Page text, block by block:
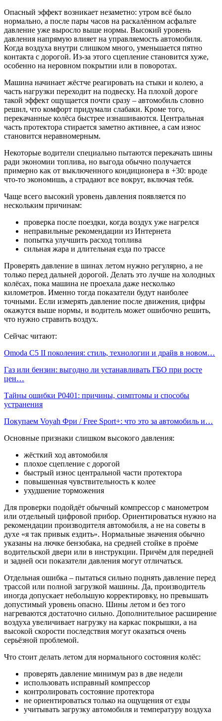
Опасный эффект возникает незаметно: утром всё было
нормально, а после пары часов на раскалённом асфальте
давление уже выросло выше нормы. Высокий уровень
давления напрямую влияет на управляемость автомобиля.
Когда воздуха внутри слишком много, уменьшается пятно
контакта с дорогой. Из-за этого сцепление становится хуже,
особенно на неровном покрытии или в поворотах.
Машина начинает жёстче реагировать на стыки и колею, а
часть нагрузки переходит на подвеску. На плохой дороге
такой эффект ощущается почти сразу – автомобиль словно
решил, что комфорт придумали слабаки. Кроме того,
перекачанные колёса быстрее изнашиваются. Центральная
часть протектора стирается заметно активнее, а сам износ
становится неравномерным.
Некоторые водители специально пытаются перекачать шины
ради экономии топлива, но выгода обычно получается
примерно как от выключенного кондиционера в +30: вроде
что-то экономишь, а страдают все вокруг, включая тебя.
Чаще всего высокий уровень давления появляется по
нескольким причинам:
проверка после поездки, когда воздух уже нагрелся
неправильные рекомендации из Интернета
попытка улучшить расход топлива
сильная жара и длительная езда по трассе
Проверять давление в шинах летом нужно регулярно, а не
только перед дальней дорогой. Делать это лучше на холодных
колёсах, пока машина не проехала даже несколько
километров. Именно тогда показатели будут наиболее
точными. Если измерять давление после движения, цифры
окажутся выше нормы, и водитель может ошибочно решить,
что нужно стравить воздух.
Сейчас читают:
Omoda C5 II поколения: стиль, технологии и драйв в новом…
Газ или бензин: выгодно ли устанавливать ГБО при росте
цен…
Тайны ошибки P0401: причины, симптомы и способы
устранения
Покупаем Voyah Фри / Free Sport+: что это за автомобиль и…
Основные признаки слишком высокого давления:
жёсткий ход автомобиля
плохое сцепление с дорогой
быстрый износ центральной части протектора
повышенная чувствительность к колее
ухудшение торможения
Для проверки подойдёт обычный компрессор с манометром
или отдельный цифровой прибор. Ориентироваться нужно на
рекомендации производителя автомобиля, а не на советы в
духе «я так привык ездить». Нормальные значения обычно
указаны на лючке бензобака, на средней стойке в проёме
водительской двери или в инструкции. Причём для передней
и задней оси показатели давления могут отличаться.
Отдельная ошибка – пытаться сильно поднять давление перед
трассой или полной загрузкой машины. Да, производитель
иногда допускает небольшую корректировку, но превышать
допустимый уровень опасно. Шины летом и без того
нагреваются достаточно сильно. Дополнительное расширение
воздуха увеличивает нагрузку на каркас покрышки, а на
высокой скорости последствия могут оказаться очень
серьёзной проблемой.
Что стоит делать летом для нормального состояния колёс:
проверять давление минимум раз в две недели
использовать исправный компрессор
контролировать состояние протектора
не ориентироваться только на ощущения от езды
учитывать загрузку автомобиля и температуру воздуха